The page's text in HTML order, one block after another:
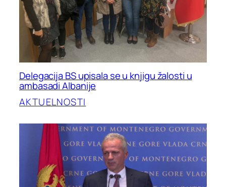
Delegacija BS upisala se u knjigu žalosti u
ambasadi Albanije
AKTUELNOSTI